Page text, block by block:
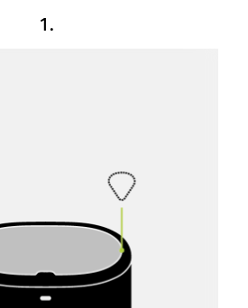
1.